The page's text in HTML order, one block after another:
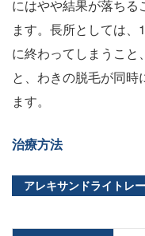
にはやや結果が落ちる
ます。長所としては、
に終わってしまうこと
と、わきの脱毛が同
ます。
治療方法
アレキサンドライトレ